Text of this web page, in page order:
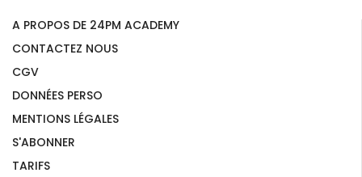
A PROPOS DE 24PM ACADEMY
CONTACTEZ NOUS
CGV
DONNÉES PERSO
MENTIONS LÉGALES
S'ABONNER
TARIFS